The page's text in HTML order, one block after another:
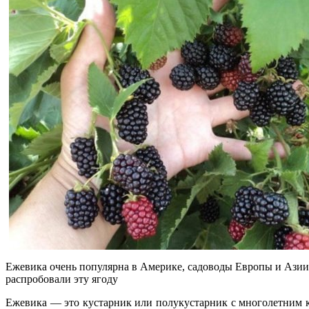
Ежевика очень популярна в Америке, садоводы Европы и
распробовали эту ягоду
Ежевика — это кустарник или полукустарник с многолетним